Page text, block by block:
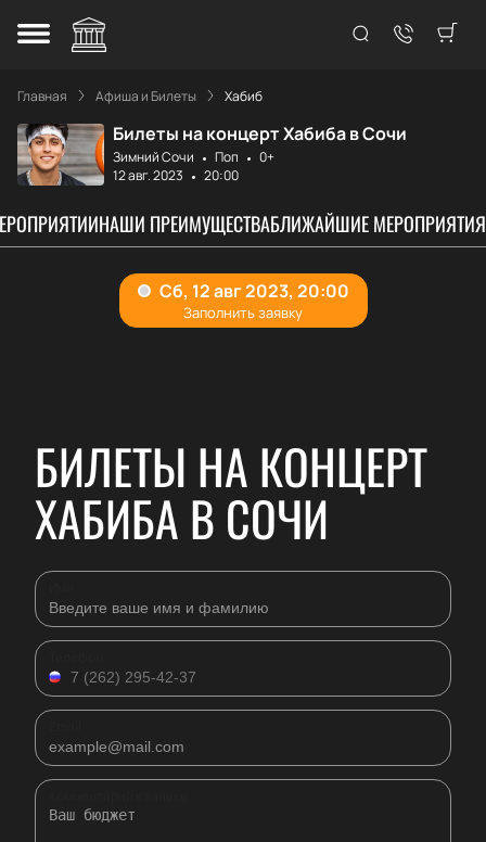
Главная Афиша и Билеты Хабиб
Билеты на концерт Хабиба в Сочи
Зимний Сочи Поп
0+
12 авг. 2023
20:00
НАШИ ПРЕИМУЩЕСТВАБЛИЖАЙШИЕ МЕРОПРИЯТИЯ
БИЛЕТЫ НА КОНЦЕРТ
ХАБИБА В СОЧИ